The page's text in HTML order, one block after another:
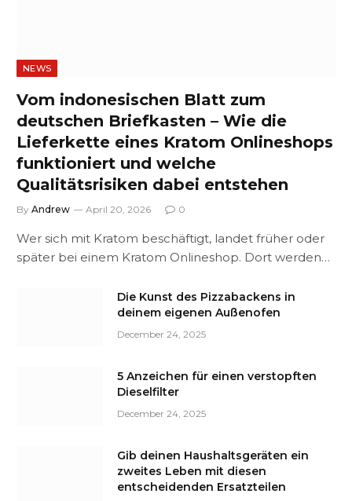
NEWS
Vom indonesischen Blatt zum
deutschen Briefkasten – Wie die
Lieferkette eines Kratom Onlineshops
funktioniert und welche
Qualitätsrisiken dabei entstehen
By Andrew April 20, 2026 0
Wer sich mit Kratom beschäftigt, landet früher oder
später bei einem Kratom Onlineshop. Dort werden…
Die Kunst des Pizzabackens in
deinem eigenen Außenofen
December 24, 2025
5 Anzeichen für einen verstopften
Dieselfilter
December 24, 2025
Gib deinen Haushaltsgeräten ein
zweites Leben mit diesen
entscheidenden Ersatzteilen